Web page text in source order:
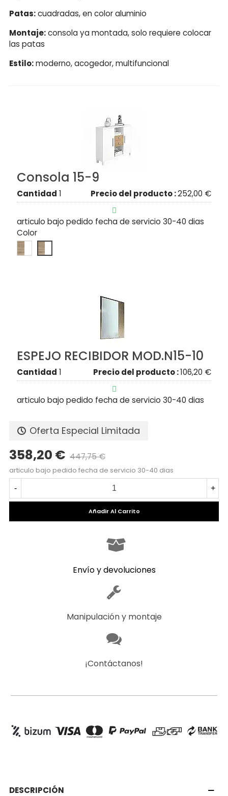
Patas:cuadradas, en color aluminio
Montaje:consola ya montada, solo requiere colocar
las patas
Estilo:moderno, acogedor, multifuncional
Consola 15-9
Cantidad 1 Precio del producto :252,00 €

articulo bajo pedido fecha de servicio 30-40 dias
Color
ESPEJO RECIBIDOR MOD.N15-10
Cantidad 1 Precio del producto :106,20 €

articulo bajo pedido fecha de servicio 30-40 dias
Oferta Especial Limitada
358,20 € 447,75 €
articulo bajo pedido fecha de servicio 30-40 dias
- +
Añadir Al Carrito
Envío y devoluciones
Manipulación y montaje
¡Contáctanos!
DESCRIPCIÓN